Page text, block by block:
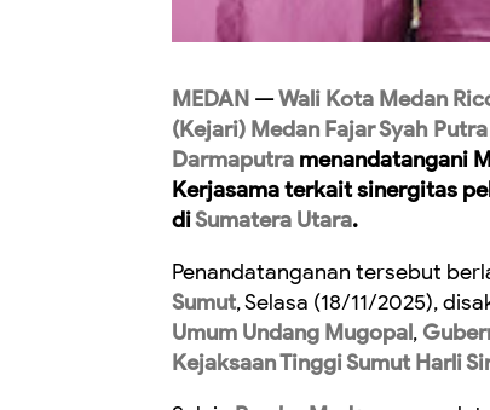
MEDAN —Wali Kota Medan
(Kejari) Medan Fajar Syah Putra
Darmaputra menandatangani
Kerjasama terkait sinergitas
diSumatera Utara.
Penandatanganan tersebut
Sumut, Selasa (18/11/2025),
Umum Undang Mugopal,
Kejaksaan Tinggi Sumut Harli